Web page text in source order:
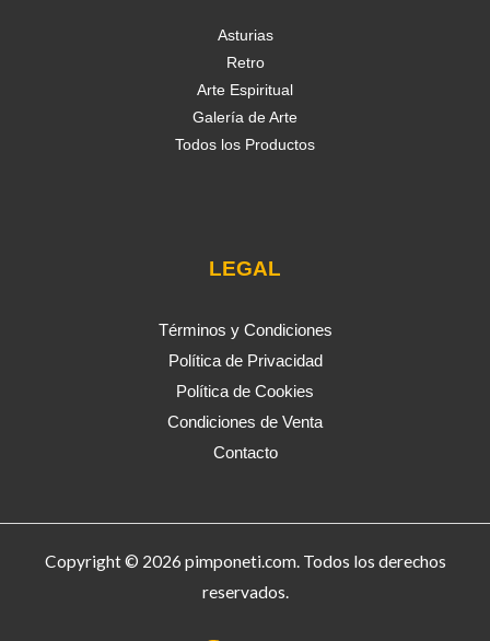
Asturias
Retro
Arte Espiritual
Galería de Arte
Todos los Productos
LEGAL
Términos y Condiciones
Política de Privacidad
Política de Cookies
Condiciones de Venta
Contacto
Copyright © 2026 pimponeti.com. Todos los derechos
reservados.